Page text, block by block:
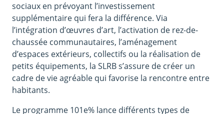
sociaux en prévoyant l’investissement
supplémentaire qui fera la différence. Via
l’intégration d’œuvres d’art, l’activation de rez-de-
chaussée communautaires, l’aménagement
d’espaces extérieurs, collectifs ou la réalisation de
petits équipements, la SLRB s’assure de créer un
cadre de vie agréable qui favorise la rencontre entre
habitants.
Le programme 101e% lance différents types de